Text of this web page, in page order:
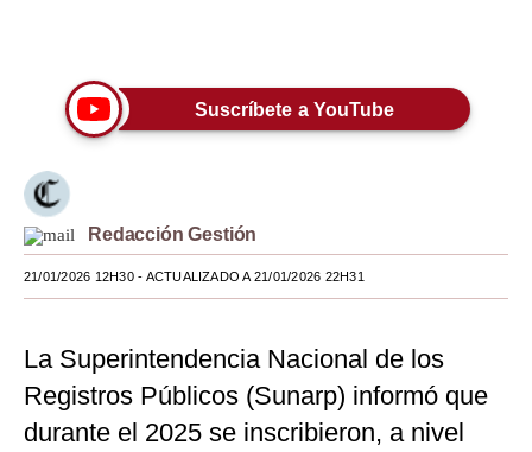
Lujo
Moda
Estilos
Mundo
EEUU
México
España
Suscríbete a YouTube
Redacción Gestión
21/01/2026 12H30- ACTUALIZADO A 21/01/2026 22H31
La Superintendencia Nacional de los
Registros Públicos (Sunarp) informó que
durante el 2025 se inscribieron, a nivel